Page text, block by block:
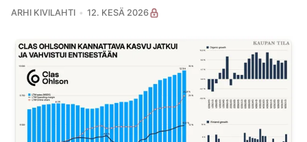
ARHI KIVILAHTI 12. KESÄ 2026